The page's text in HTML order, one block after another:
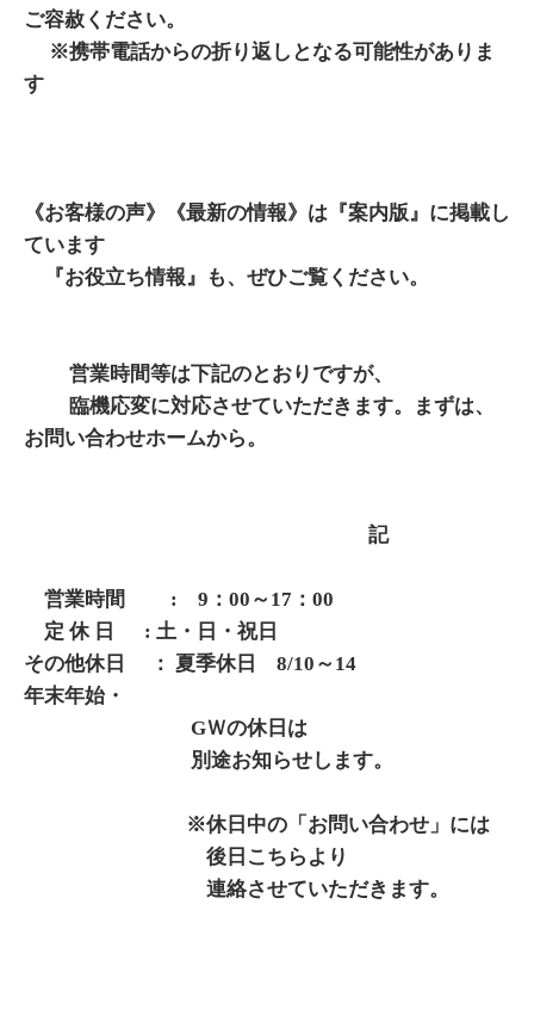
ご容赦ください。
※携帯電話からの折り返しとなる可能性がありま
す
《お客様の声》《最新の情報》は『案内版』に掲載し
ています
『お役立ち情報』も、ぜひご覧ください。
営業時間等は下記のとおりですが、
臨機応変に対応させていただきます。まずは、
お問い合わせホームから。
記
営業時間 : 9：00～17：00
定 休 日 : 土・日・祝日
その他休日 ： 夏季休日 8/10～14
年末年始・
GＷの休日は
別途お知らせします。
※休日中の「お問い合わせ」には
後日こちらより
連絡させていただきます。